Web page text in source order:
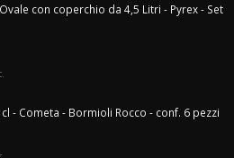
con coperchio da 4,5 Litri - Pyrex - Set
- Cometa - Bormioli Rocco - conf. 6 pezzi